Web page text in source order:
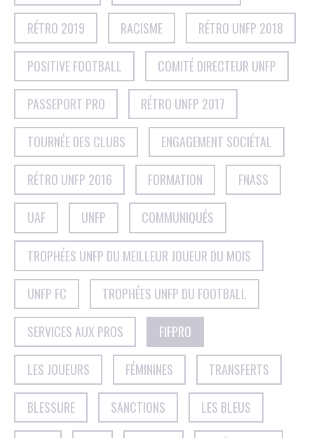
RÉTRO 2019 RACISME RÉTRO UNFP 2018
POSITIVE FOOTBALL COMITÉ DIRECTEUR UNFP
PASSEPORT PRO RÉTRO UNFP 2017
TOURNÉE DES CLUBS ENGAGEMENT SOCIÉTAL
RÉTRO UNFP 2016 FORMATION FNASS
UAF UNFP COMMUNIQUÉS
TROPHÉES UNFP DU MEILLEUR JOUEUR DU MOIS
UNFP FC TROPHÉES UNFP DU FOOTBALL
SERVICES AUX PROS FIFPRO
LES JOUEURS FÉMININES TRANSFERTS
BLESSURE SANCTIONS LES BLEUS